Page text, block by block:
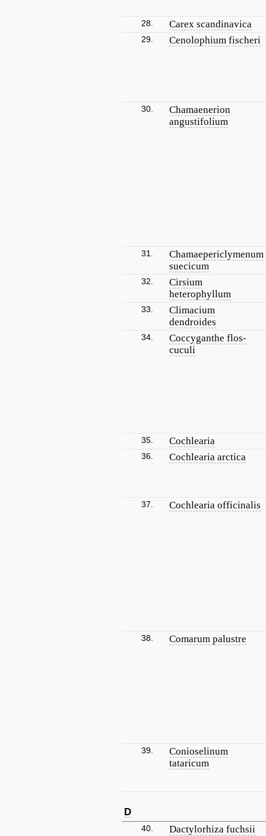
28. Carex scandinavica
29. Cenolophium fischeri
30.
Chamaenerion
angustifolium
31.
Chamaepericlymenum
suecicum
32.
Cirsium
heterophyllum
33.
Climacium
dendroides
34.
Coccyganthe flos-
cuculi
35. Cochlearia
36. Cochlearia arctica
37. Cochlearia officinalis
38. Comarum palustre
39.
Conioselinum
tataricum
D
40. Dactylorhiza fuchsii